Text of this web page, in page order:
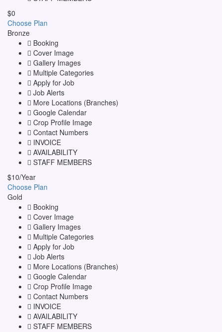
$0
Choose Plan
Bronze
Booking
Cover Image
Gallery Images
Multiple Categories
Apply for Job
Job Alerts
More Locations (Branches)
Google Calendar
Crop Profile Image
Contact Numbers
INVOICE
AVAILABILITY
STAFF MEMBERS
$10/Year
Choose Plan
Gold
Booking
Cover Image
Gallery Images
Multiple Categories
Apply for Job
Job Alerts
More Locations (Branches)
Google Calendar
Crop Profile Image
Contact Numbers
INVOICE
AVAILABILITY
STAFF MEMBERS